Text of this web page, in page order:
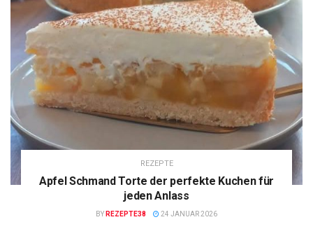
REZEPTE
Apfel Schmand Torte der perfekte Kuchen für
jeden Anlass
BY REZEPTE38 24 JANUAR 2026